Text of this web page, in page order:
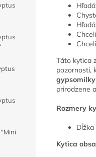
Táto kytica
pozornosti,
prirodzene
Rozmery
Kytica